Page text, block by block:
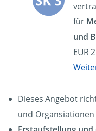
für
und
EUR
Dieses Angebot
und